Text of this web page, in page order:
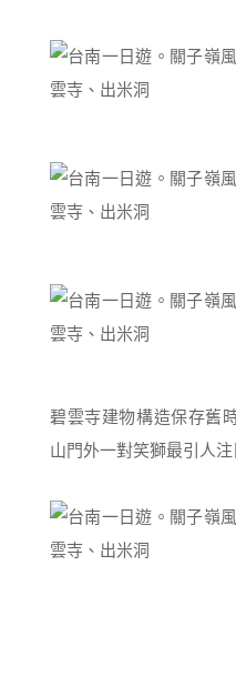
碧雲寺建物構造保存舊
山門外一對笑獅最引人注